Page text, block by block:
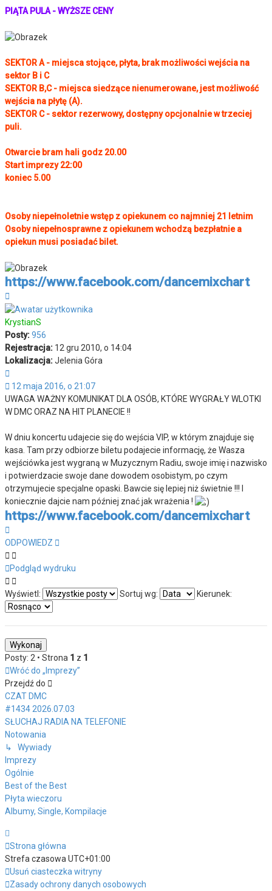
PIĄTA PULA - WYŻSZE CENY
SEKTOR A - miejsca stojące, płyta, brak możliwości wejścia na
sektor B i C
SEKTOR B,C - miejsca siedzące nienumerowane, jest możliwość
wejścia na płytę (A).
SEKTOR C - sektor rezerwowy, dostępny opcjonalnie w trzeciej
puli.
Otwarcie bram hali godz 20.00
Start imprezy 22:00
koniec 5.00
Osoby niepełnoletnie wstęp z opiekunem co najmniej 21 letnim
Osoby niepełnosprawne z opiekunem wchodzą bezpłatnie a
opiekun musi posiadać bilet.
https://www.facebook.com/dancemixchart
górę
KrystianS
Posty:956
Rejestracja: 12 gru 2010, o 14:04
Lokalizacja:Jelenia Góra
12 maja 2016, o 21:07
UWAGA WAŻNY KOMUNIKAT DLA OSÓB, KTÓRE WYGRAŁY WLOTKI
W DMC ORAZ NA HIT PLANECIE !!
W dniu koncertu udajecie się do wejścia VIP, w którym znajduje się
kasa. Tam przy odbiorze biletu podajecie informację, że Wasza
wejściówka jest wygraną w Muzycznym Radiu, swoje imię i nazwisko
i potwierdzacie swoje dane dowodem osobistym, po czym
otrzymujecie specjalne opaski. Bawcie się lepiej niż świetnie !!! I
koniecznie dajcie nam później znać jak wrażenia !
https://www.facebook.com/dancemixchart
górę
ODPOWIEDZ
Podgląd wydruku
Wyświetl: Sortuj wg: Kierunek:
Posty: 2 • Strona 1 z 1
Wróć do „Imprezy”
Przejdź do
CZAT DMC
#1434 2026.07.03
SŁUCHAJ RADIA NA TELEFONIE
Notowania
↳ Wywiady
Imprezy
Ogólnie
Best of the Best
Płyta wieczoru
Albumy, Single, Kompilacje
Strona główna
Strefa czasowa UTC+01:00
Usuń ciasteczka witryny
Zasady ochrony danych osobowych